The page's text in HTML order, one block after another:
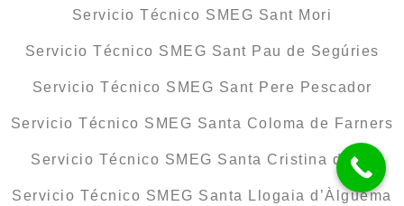
Servicio Técnico SMEG Sant Mori
Servicio Técnico SMEG Sant Pau de Segúries
Servicio Técnico SMEG Sant Pere Pescador
Servicio Técnico SMEG Santa Coloma de Farners
Servicio Técnico SMEG Santa Cristina d’Aro
Servicio Técnico SMEG Santa Llogaia d’Àlguema